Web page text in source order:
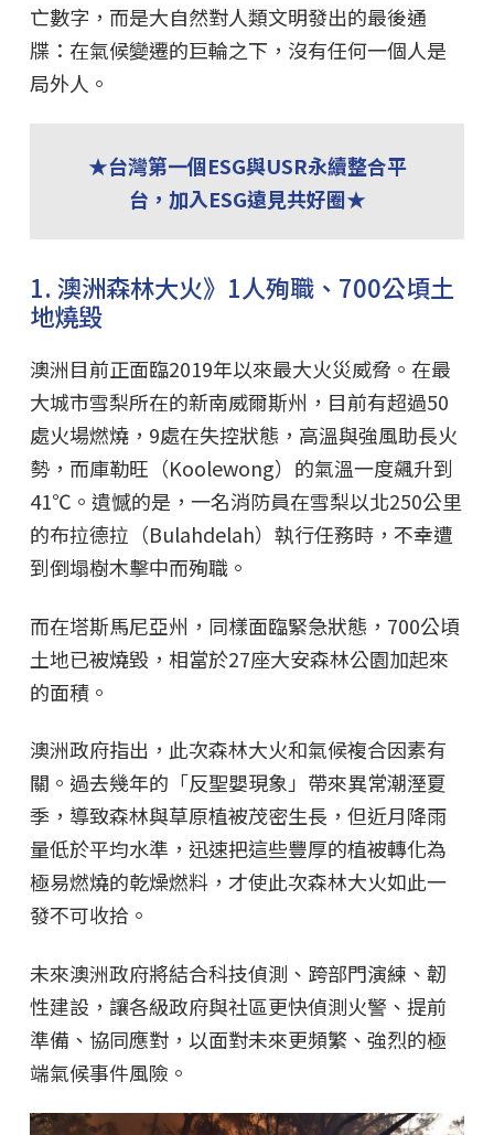
亡數字，而是大自然對人類文明發出的最後通
牒：在氣候變遷的巨輪之下，沒有任何一個人是
局外人。
★台灣第一個ESG與USR永續整合平
台，加入ESG遠見共好圈★
1. 澳洲森林大火》1人殉職、700公頃土
地燒毀
澳洲目前正面臨2019年以來最大火災威脅。在最
大城市雪梨所在的新南威爾斯州，目前有超過50
處火場燃燒，9處在失控狀態，高溫與強風助長火
勢，而庫勒旺（Koolewong）的氣溫一度飆升到
41℃。遺憾的是，一名消防員在雪梨以北250公里
的布拉德拉（Bulahdelah）執行任務時，不幸遭
到倒塌樹木擊中而殉職。
而在塔斯馬尼亞州，同樣面臨緊急狀態，700公頃
土地已被燒毀，相當於27座大安森林公園加起來
的面積。
澳洲政府指出，此次森林大火和氣候複合因素有
關。過去幾年的「反聖嬰現象」帶來異常潮溼夏
季，導致森林與草原植被茂密生長，但近月降雨
量低於平均水準，迅速把這些豐厚的植被轉化為
極易燃燒的乾燥燃料，才使此次森林大火如此一
發不可收拾。
未來澳洲政府將結合科技偵測、跨部門演練、韌
性建設，讓各級政府與社區更快偵測火警、提前
準備、協同應對，以面對未來更頻繁、強烈的極
端氣候事件風險。